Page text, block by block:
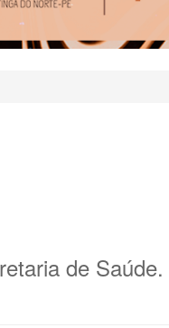
de Saúde.